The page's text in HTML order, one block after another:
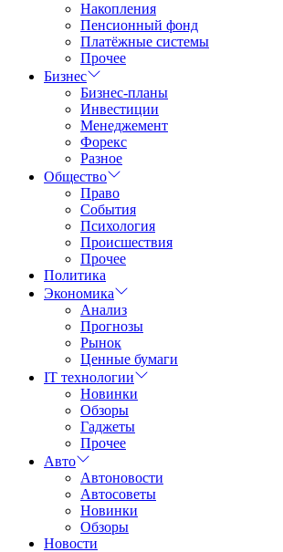
Накопления
Пенсионный фонд
Платёжные системы
Прочее
Бизнес
Бизнес-планы
Инвестиции
Менеджемент
Форекс
Разное
Общество
Право
События
Психология
Происшествия
Прочее
Политика
Экономика
Анализ
Прогнозы
Рынок
Ценные бумаги
IT технологии
Новинки
Обзоры
Гаджеты
Прочее
Авто
Автоновости
Автосоветы
Новинки
Обзоры
Новости